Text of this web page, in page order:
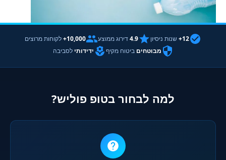
12+ שנות ניסיון 4.9דירוג ממוצע 10,000+
לקוחות מרוצים
מבוטחים ביטוח מקיף ידידותי לסביבה
למה לבחור בטופ פוליש?